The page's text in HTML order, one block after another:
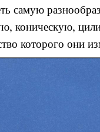
самую
коническую,
которого они